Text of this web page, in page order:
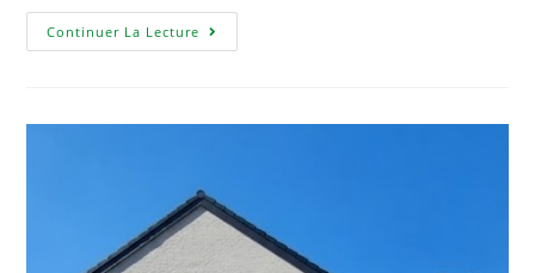
Continuer La Lecture